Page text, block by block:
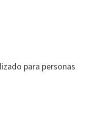
para personas